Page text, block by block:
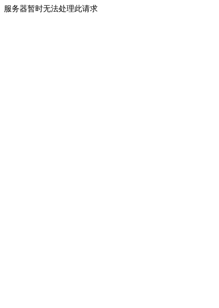
服务器暂时无法处理此请求